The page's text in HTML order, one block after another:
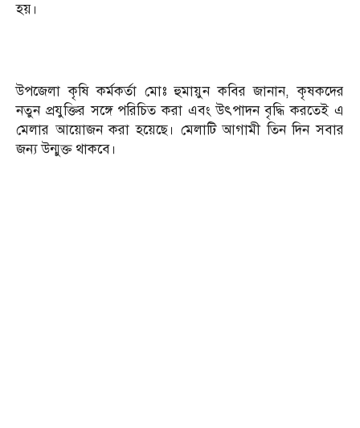
হয়।
উপজেলা কৃষি কর্মকর্তা মোঃ হুমায়ুন কবির জানান, কৃষকদের
নতুন প্রযুক্তির সঙ্গে পরিচিত করা এবং উৎপাদন বৃদ্ধি করতেই এ
মেলার আয়োজন করা হয়েছে। মেলাটি আগামী তিন দিন সবার
জন্য উন্মুক্ত থাকবে।